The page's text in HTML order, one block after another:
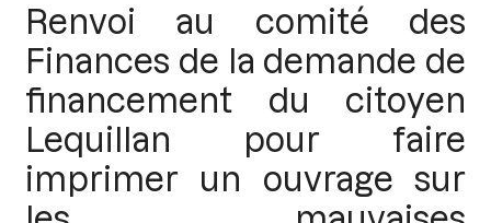
Renvoi au comité des
Finances de la demande de
financement du citoyen
Lequillan pour faire
imprimer un ouvrage sur